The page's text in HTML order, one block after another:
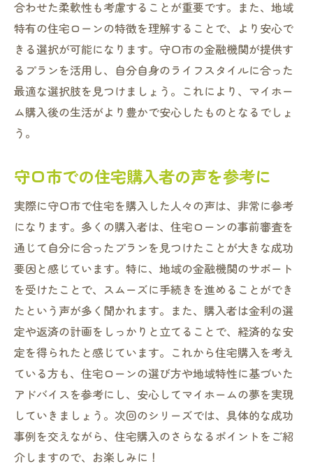
合わせた柔軟性も考慮することが重要です。また、地域
特有の住宅ローンの特徴を理解することで、より安心で
きる選択が可能になります。守口市の金融機関が提供す
るプランを活用し、自分自身のライフスタイルに合った
最適な選択肢を見つけましょう。これにより、マイホー
ム購入後の生活がより豊かで安心したものとなるでしょ
う。
守口市での住宅購入者の声を参考に
実際に守口市で住宅を購入した人々の声は、非常に参考
になります。多くの購入者は、住宅ローンの事前審査を
通じて自分に合ったプランを見つけたことが大きな成功
要因と感じています。特に、地域の金融機関のサポート
を受けたことで、スムーズに手続きを進めることができ
たという声が多く聞かれます。また、購入者は金利の選
定や返済の計画をしっかりと立てることで、経済的な安
定を得られたと感じています。これから住宅購入を考え
ている方も、住宅ローンの選び方や地域特性に基づいた
アドバイスを参考にし、安心してマイホームの夢を実現
していきましょう。次回のシリーズでは、具体的な成功
事例を交えながら、住宅購入のさらなるポイントをご紹
介しますので、お楽しみに！